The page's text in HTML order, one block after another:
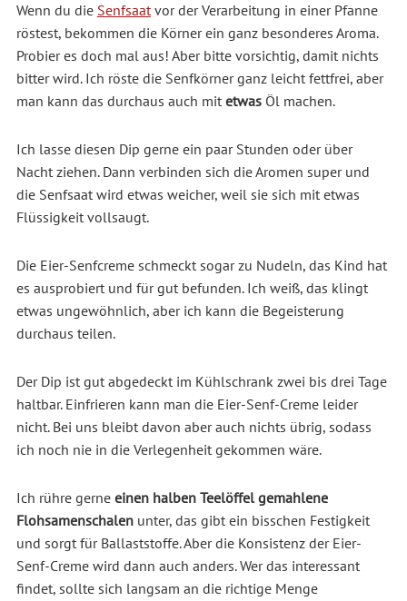
Wenn du die Senfsaatvor der Verarbeitung in einer Pfanne
röstest, bekommen die Körner ein ganz besonderes Aroma.
Probier es doch mal aus! Aber bitte vorsichtig, damit nichts
bitter wird. Ich röste die Senfkörner ganz leicht fettfrei, aber
man kann das durchaus auch mit etwasÖl machen.
Ich lasse diesen Dip gerne ein paar Stunden oder über
Nacht ziehen. Dann verbinden sich die Aromen super und
die Senfsaat wird etwas weicher, weil sie sich mit etwas
Flüssigkeit vollsaugt.
Die Eier-Senfcreme schmeckt sogar zu Nudeln, das Kind hat
es ausprobiert und für gut befunden. Ich weiß, das klingt
etwas ungewöhnlich, aber ich kann die Begeisterung
durchaus teilen.
Der Dip ist gut abgedeckt im Kühlschrank zwei bis drei Tage
haltbar. Einfrieren kann man die Eier-Senf-Creme leider
nicht. Bei uns bleibt davon aber auch nichts übrig, sodass
ich noch nie in die Verlegenheit gekommen wäre.
Ich rühre gerne einen halben Teelöffel gemahlene
Flohsamenschalenunter, das gibt ein bisschen Festigkeit
und sorgt für Ballaststoffe. Aber die Konsistenz der Eier-
Senf-Creme wird dann auch anders. Wer das interessant
findet, sollte sich langsam an die richtige Menge